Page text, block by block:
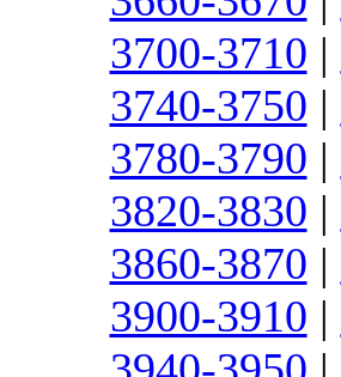
3700-3710 |
3740-3750 |
3780-3790 |
3820-3830 |
3860-3870 |
3900-3910 |